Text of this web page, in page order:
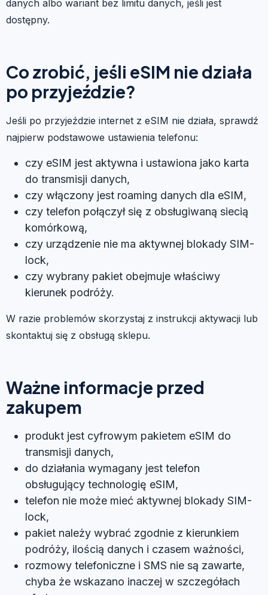
danych albo wariant bez limitu danych, jeśli jest
dostępny.
Co zrobić, jeśli eSIM nie działa
po przyjeździe?
Jeśli po przyjeździe internet z eSIM nie działa, sprawdź
najpierw podstawowe ustawienia telefonu:
czy eSIM jest aktywna i ustawiona jako karta
do transmisji danych,
czy włączony jest roaming danych dla eSIM,
czy telefon połączył się z obsługiwaną siecią
komórkową,
czy urządzenie nie ma aktywnej blokady SIM-
lock,
czy wybrany pakiet obejmuje właściwy
kierunek podróży.
W razie problemów skorzystaj z instrukcji aktywacji lub
skontaktuj się z obsługą sklepu.
Ważne informacje przed
zakupem
produkt jest cyfrowym pakietem eSIM do
transmisji danych,
do działania wymagany jest telefon
obsługujący technologię eSIM,
telefon nie może mieć aktywnej blokady SIM-
lock,
pakiet należy wybrać zgodnie z kierunkiem
podróży, ilością danych i czasem ważności,
rozmowy telefoniczne i SMS nie są zawarte,
chyba że wskazano inaczej w szczegółach